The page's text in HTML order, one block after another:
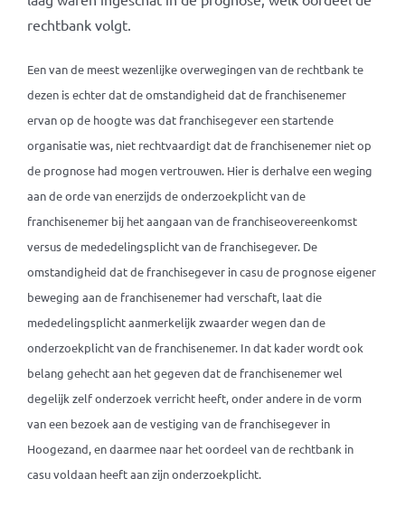
rechtbank volgt.
Een van de meest wezenlijke overwegingen van de rechtbank te
dezen is echter dat de omstandigheid dat de franchisenemer
ervan op de hoogte was dat franchisegever een startende
organisatie was, niet rechtvaardigt dat de franchisenemer niet op
de prognose had mogen vertrouwen. Hier is derhalve een weging
aan de orde van enerzijds de onderzoekplicht van de
franchisenemer bij het aangaan van de franchiseovereenkomst
versus de mededelingsplicht van de franchisegever. De
omstandigheid dat de franchisegever in casu de prognose eigener
beweging aan de franchisenemer had verschaft, laat die
mededelingsplicht aanmerkelijk zwaarder wegen dan de
onderzoekplicht van de franchisenemer. In dat kader wordt ook
belang gehecht aan het gegeven dat de franchisenemer wel
degelijk zelf onderzoek verricht heeft, onder andere in de vorm
van een bezoek aan de vestiging van de franchisegever in
Hoogezand, en daarmee naar het oordeel van de rechtbank in
casu voldaan heeft aan zijn onderzoekplicht.